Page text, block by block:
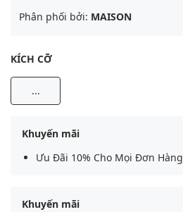
Phân phối bởi: MAISON
KÍCH CỠ
...
Khuyến mãi
Ưu Đãi 10% Cho Mọi Đơn Hàng
Khuyến mãi